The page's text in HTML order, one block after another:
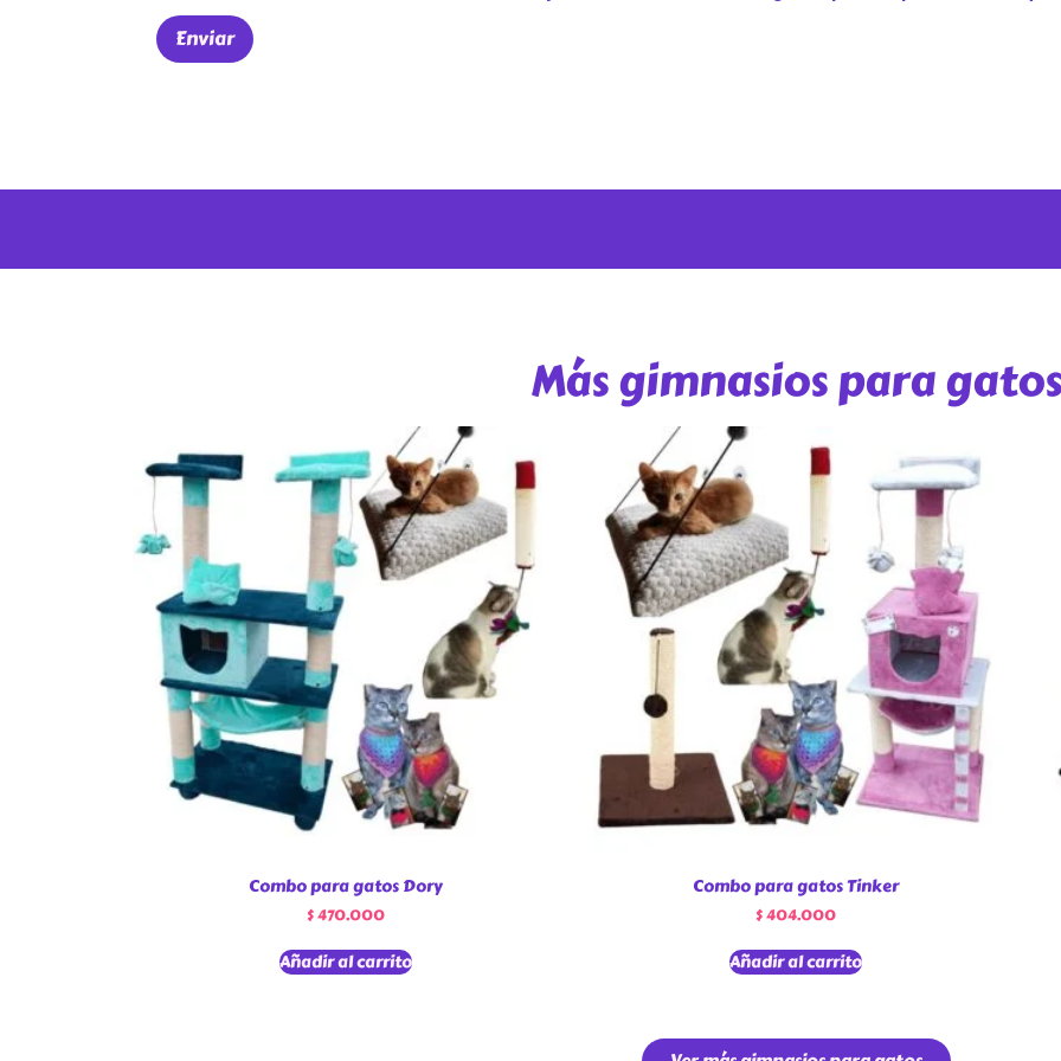
Más gimnasios para gatos
Combo para gatos Dory
$470.000
Añadir al carrito
Combo para gatos Tinker
$404.000
Añadir al carrito